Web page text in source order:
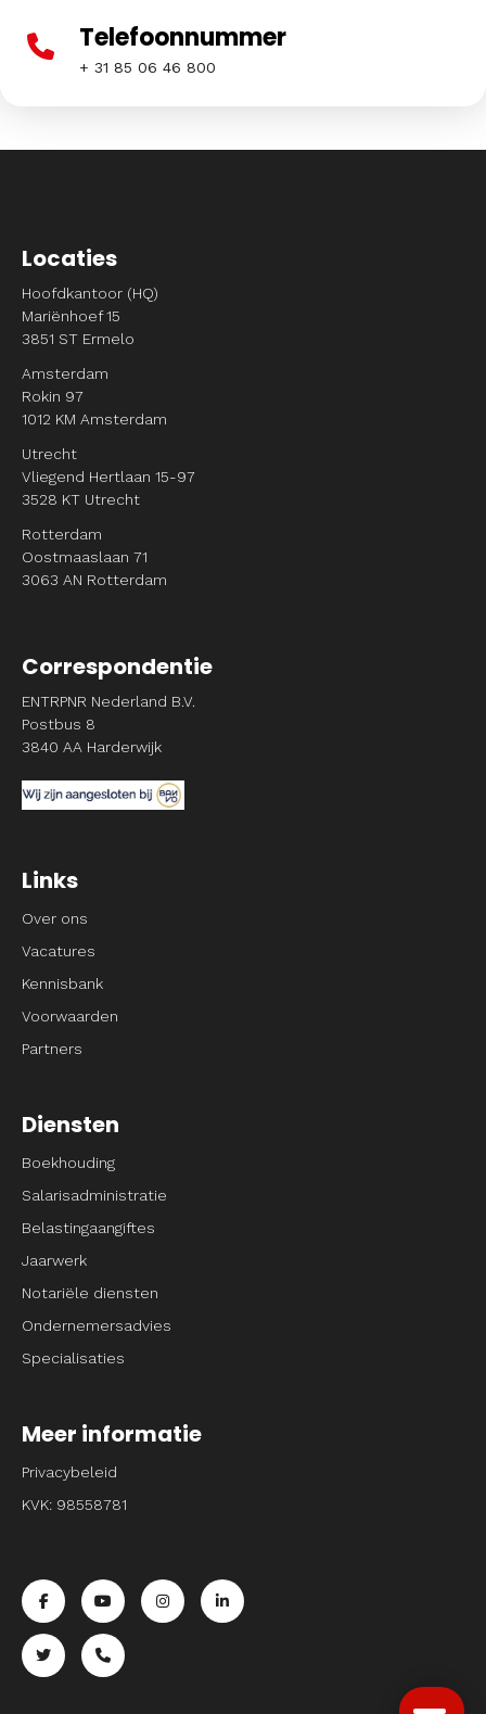
Telefoonnummer
+ 31 85 06 46 800
Locaties
Hoofdkantoor (HQ)
Mariënhoef 15
3851 ST Ermelo
Amsterdam
Rokin 97
1012 KM Amsterdam
Utrecht
Vliegend Hertlaan 15-97
3528 KT Utrecht
Rotterdam
Oostmaaslaan 71
3063 AN Rotterdam
Correspondentie
ENTRPNR Nederland B.V.
Postbus 8
3840 AA Harderwijk
Links
Over ons
Vacatures
Kennisbank
Voorwaarden
Partners
Diensten
Boekhouding
Salarisadministratie
Belastingaangiftes
Jaarwerk
Notariële diensten
Ondernemersadvies
Specialisaties
Meer informatie
Privacybeleid
KVK: 98558781
Ga naar de facebook pagina van Entrpnr
Ga naar de youtube pagina van Entrpnr
Ga naar de instagram pagina van Entrpnr
Ga naar de linkedin pagina van
Ga naar de twitter pagina van Entrpnr